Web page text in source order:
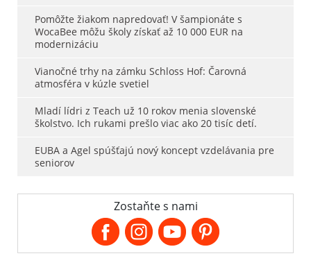
Pomôžte žiakom napredovať! V šampionáte s
WocaBee môžu školy získať až 10 000 EUR na
modernizáciu
Vianočné trhy na zámku Schloss Hof: Čarovná
atmosféra v kúzle svetiel
Mladí lídri z Teach už 10 rokov menia slovenské
školstvo. Ich rukami prešlo viac ako 20 tisíc detí.
EUBA a Agel spúšťajú nový koncept vzdelávania pre
seniorov
Zostaňte s nami